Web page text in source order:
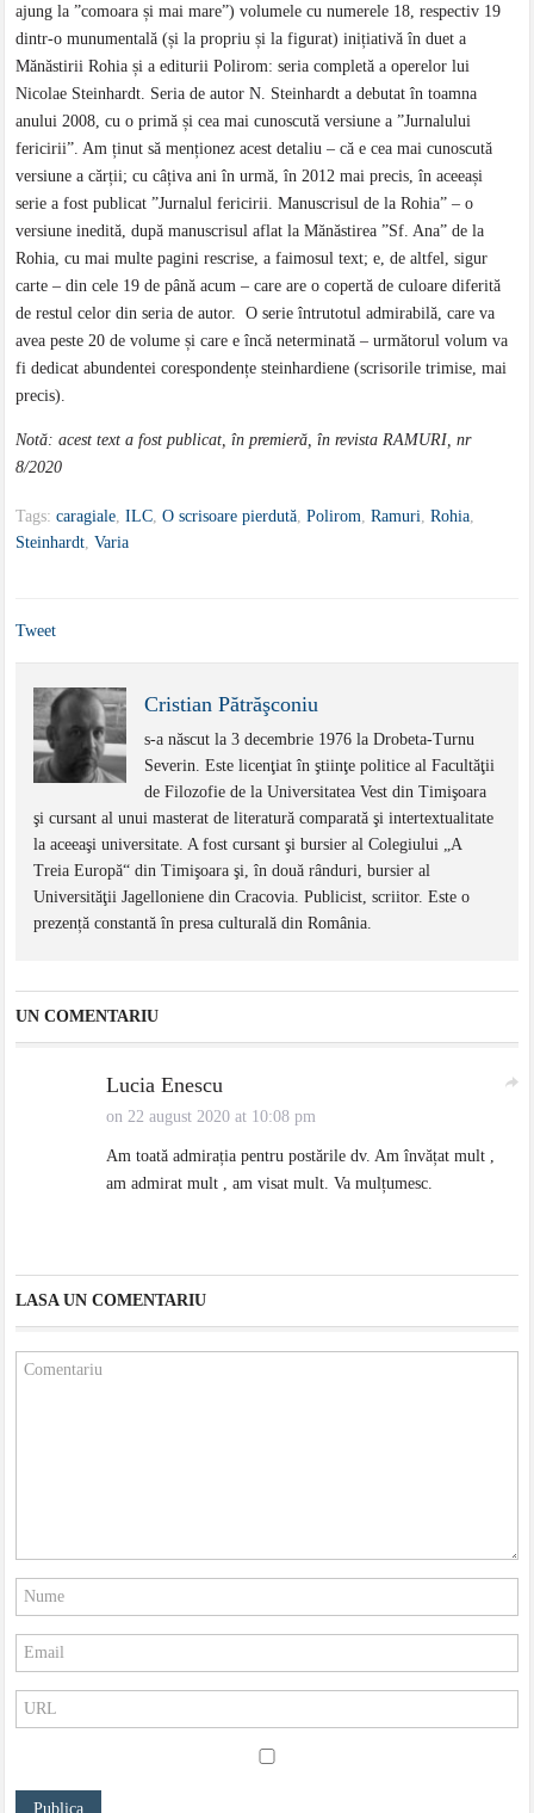
ajung la ”comoara și mai mare”) volumele cu numerele 18, respectiv 19
dintr-o munumentală (și la propriu și la figurat) inițiativă în duet a
Mănăstirii Rohia și a editurii Polirom: seria completă a operelor lui
Nicolae Steinhardt. Seria de autor N. Steinhardt a debutat în toamna
anului 2008, cu o primă și cea mai cunoscută versiune a ”Jurnalului
fericirii”. Am ținut să menționez acest detaliu – că e cea mai cunoscută
versiune a cărții; cu câțiva ani în urmă, în 2012 mai precis, în aceeași
serie a fost publicat ”Jurnalul fericirii. Manuscrisul de la Rohia” – o
versiune inedită, după manuscrisul aflat la Mănăstirea ”Sf. Ana” de la
Rohia, cu mai multe pagini rescrise, a faimosul text; e, de altfel, sigur
carte – din cele 19 de până acum – care are o copertă de culoare diferită
de restul celor din seria de autor. O serie întrutotul admirabilă, care va
avea peste 20 de volume și care e încă neterminată – următorul volum va
fi dedicat abundentei corespondențe steinhardiene (scrisorile trimise, mai
precis).
Notă: acest text a fost publicat, în premieră, în revista RAMURI, nr
8/2020
Tags:caragiale ,ILC ,O scrisoare pierdută ,Polirom ,Ramuri ,Rohia
Steinhardt ,Varia
Tweet
Cristian Pătrăşconiu
s-a născut la 3 decembrie 1976 la Drobeta-Turnu
Severin. Este licenţiat în ştiinţe politice al Facultăţii
de Filozofie de la Universitatea Vest din Timişoara
şi cursant al unui masterat de literatură comparată şi intertextualitate
la aceeaşi universitate. A fost cursant şi bursier al Colegiului „A
Treia Europă“ din Timişoara şi, în două rânduri, bursier al
Universităţii Jagelloniene din Cracovia. Publicist, scriitor. Este o
prezență constantă în presa culturală din România.
UN COMENTARIU
Lucia Enescu
on 22 august 2020 at 10:08 pm
Am toată admirația pentru postările dv. Am învățat mult ,
am admirat mult , am visat mult. Va mulțumesc.
LASA UN COMENTARIU